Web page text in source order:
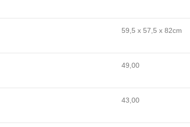
59,5 x 57,5 x 82cm
49,00
43,00